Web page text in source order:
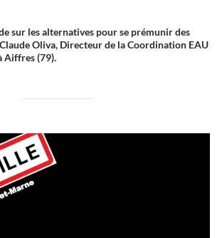
sur les alternatives pour se prémunir des
Oliva, Directeur de la Coordination EAU
Aiffres (79).